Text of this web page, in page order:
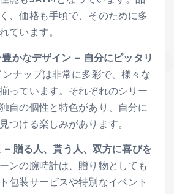
、価格も手頃で、そのために多
ています。
かなデザイン – 自分にピッタリ
ナップは非常に多彩で、様々な
っています。それぞれのシリー
自の個性と特色があり、自分に
つける楽しみがあります。
贈る人、貰う人、双方に喜びを
ンの腕時計は、贈り物としても
包装サービスや特別なイベント